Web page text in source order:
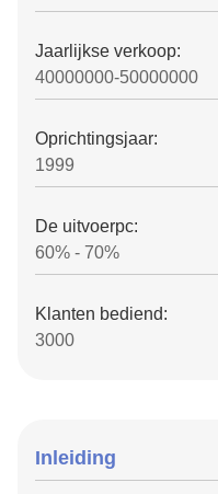
Jaarlijkse verkoop:
40000000-50000000
Oprichtingsjaar:
1999
De uitvoerpc:
60% - 70%
Klanten bediend:
3000
Inleiding